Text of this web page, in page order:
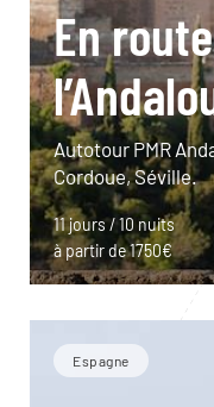
En
Autotour PMR
Cordoue, Séville.
11 jours / 10 nuits
à partir de 1750€
Espagne